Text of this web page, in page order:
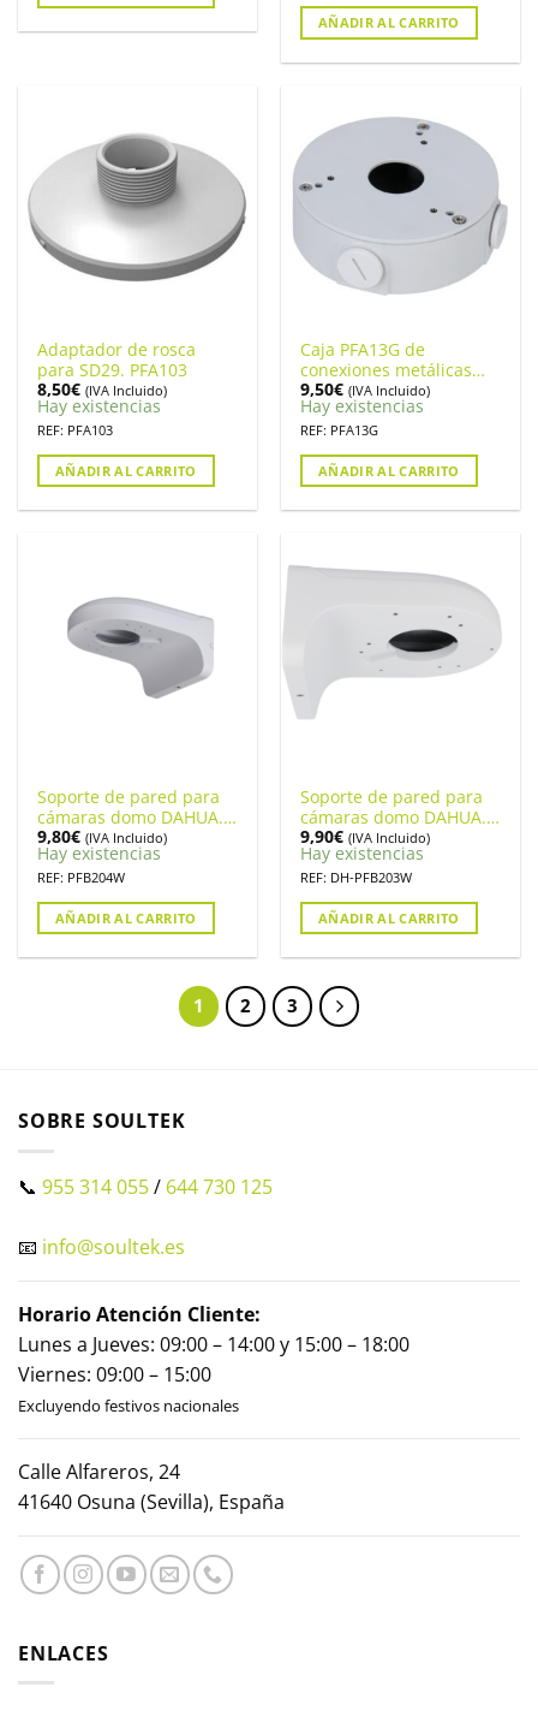
AÑADIR AL CARRITO
Adaptador de rosca
para SD29. PFA103
8,50€ (IVA Incluido)
Hay existencias
REF: PFA103
AÑADIR AL CARRITO
Caja PFA13G de
conexiones metálicas
para cámara Dahua
9,50€ (IVA Incluido)
Hay existencias
REF: PFA13G
AÑADIR AL CARRITO
Soporte de pared para
cámaras domo DAHUA.
PFB204W
9,80€ (IVA Incluido)
Hay existencias
REF: PFB204W
AÑADIR AL CARRITO
Soporte de pared para
cámaras domo DAHUA.
PFB203W
9,90€ (IVA Incluido)
Hay existencias
REF: DH-PFB203W
AÑADIR AL CARRITO
1 2 3
SOBRE SOULTEK
📞 955 314 055/ 644 730 125
📧 info@soultek.es
Horario Atención Cliente:
Lunes a Jueves: 09:00 – 14:00 y 15:00 – 18:00
Viernes: 09:00 – 15:00
Excluyendo festivos nacionales
Calle Alfareros, 24
41640 Osuna (Sevilla), España
ENLACES